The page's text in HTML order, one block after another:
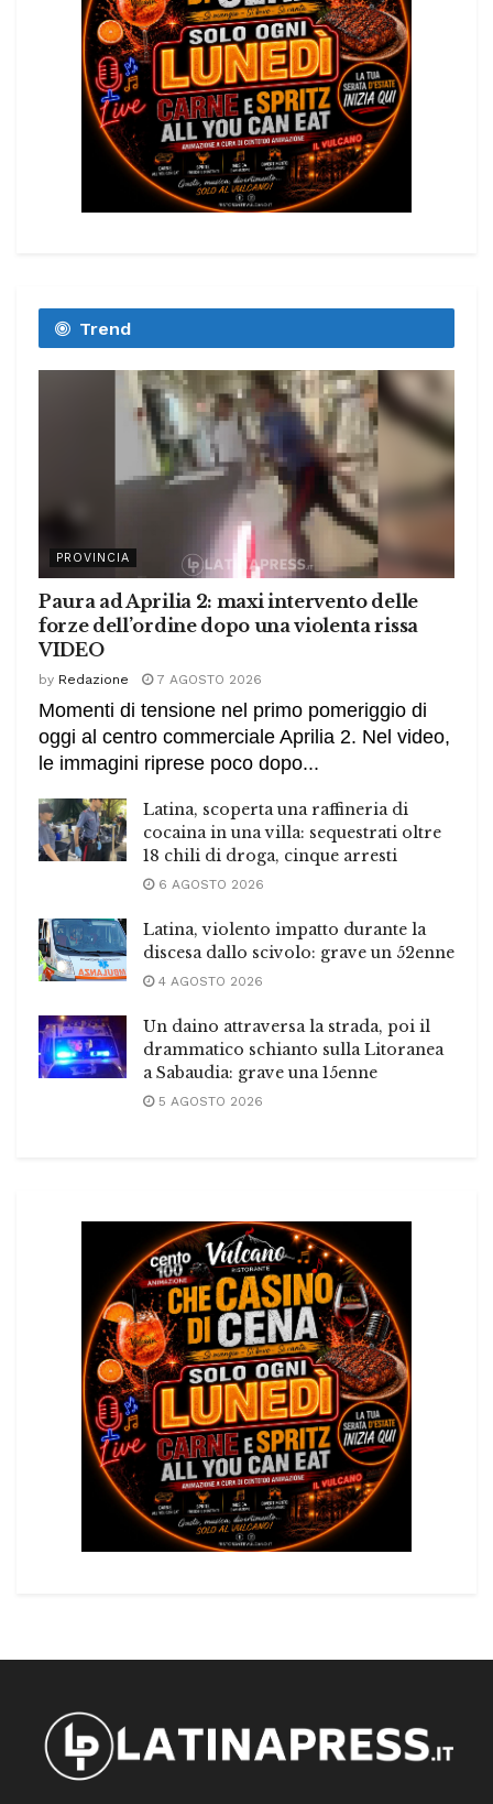
Trend
PROVINCIA
Paura ad Aprilia 2: maxi intervento delle
forze dell’ordine dopo una violenta rissa
VIDEO
by Redazione 7 AGOSTO 2026
Momenti di tensione nel primo pomeriggio di
oggi al centro commerciale Aprilia 2. Nel video,
le immagini riprese poco dopo...
Latina, scoperta una raffineria di
cocaina in una villa: sequestrati oltre
18 chili di droga, cinque arresti
6 AGOSTO 2026
Latina, violento impatto durante la
discesa dallo scivolo: grave un 52enne
4 AGOSTO 2026
Un daino attraversa la strada, poi il
drammatico schianto sulla Litoranea
a Sabaudia: grave una 15enne
5 AGOSTO 2026